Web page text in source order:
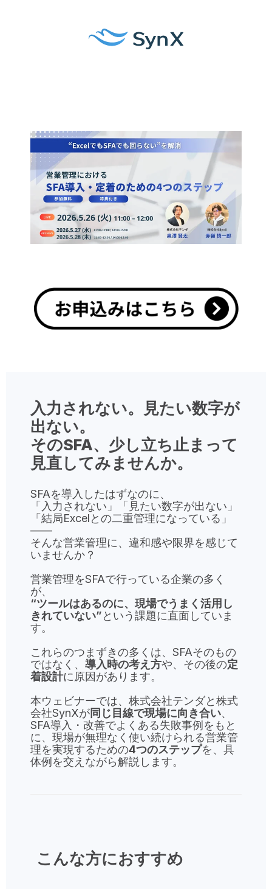
入力されない。見たい数字が
出ない。
そのSFA、少し立ち止まって
見直してみませんか。
SFAを導入したはずなのに、
「入力されない」「見たい数字が出ない」
「結局Excelとの二重管理になっている」
――
そんな営業管理に、違和感や限界を感じて
いませんか？
営業管理をSFAで行っている企業の多く
が、
“ツールはあるのに、現場でうまく活用し
きれていない”という課題に直面していま
す。
これらのつまずきの多くは、SFAそのもの
ではなく、 導入時の考え方や、その後の定
着設計に原因があります。
本ウェビナーでは、株式会社テンダと株式
会社SynXが同じ目線で現場に向き合い、
SFA導入・改善でよくある失敗事例をもと
に、現場が無理なく使い続けられる営業管
理を実現するための4つのステップを、具
体例を交えながら解説します。
こんな方におすすめ